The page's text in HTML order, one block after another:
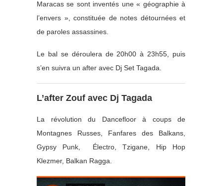
Maracas se sont inventés une « géographie à
l’envers », constituée de notes détournées et
de paroles assassines.
Le bal se déroulera de 20h00 à 23h55, puis
s’en suivra un after avec Dj Set Tagada.
L’after Zouf avec Dj Tagada
La révolution du Dancefloor à coups de
Montagnes Russes, Fanfares des Balkans,
Gypsy Punk, Électro, Tzigane, Hip Hop
Klezmer, Balkan Ragga.